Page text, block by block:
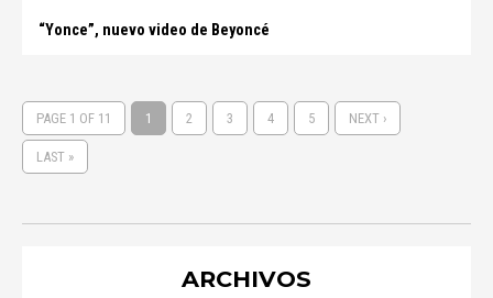
“Yonce”, nuevo video de Beyoncé
PAGE 1 OF 11 1 2 3 4 5 NEXT ›
LAST »
ARCHIVOS